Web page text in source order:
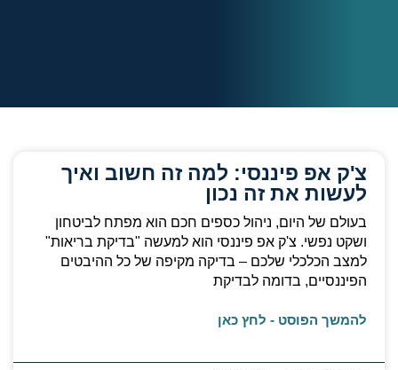
צ'ק אפ פיננסי: למה זה חשוב ואיך
לעשות את זה נכון
בעולם של היום, ניהול כספים חכם הוא מפתח לביטחון
ושקט נפשי. צ'ק אפ פיננסי הוא למעשה "בדיקת בריאות"
למצב הכלכלי שלכם – בדיקה מקיפה של כל ההיבטים
הפיננסיים, בדומה לבדיקת
להמשך הפוסט - לחץ כאן